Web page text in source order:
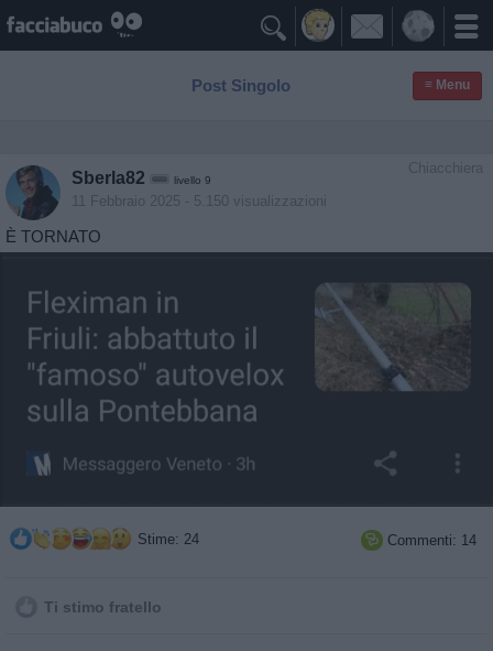

Post Singolo ≡ Menu
Chiacchiera
Sberla82 livello 9
11 Febbraio 2025 - 5.150 visualizzazioni
È TORNATO
Stime: 24  Commenti: 14
Ti stimo fratello